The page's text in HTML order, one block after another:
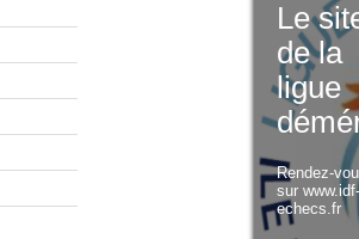
Le
de la
ligue
Rendez-
sur
echecs.fr